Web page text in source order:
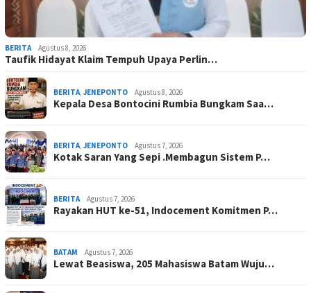
BERITA Agustus 8, 2026
Taufik Hidayat Klaim Tempuh Upaya Perlin…
BERITA, JENEPONTO Agustus 8, 2026
Kepala Desa Bontocini Rumbia Bungkam Saa…
BERITA, JENEPONTO Agustus 7, 2026
Kotak Saran Yang Sepi .Membagun Sistem P…
BERITA Agustus 7, 2026
Rayakan HUT ke-51, Indocement Komitmen P…
BATAM Agustus 7, 2026
Lewat Beasiswa, 205 Mahasiswa Batam Wuju…